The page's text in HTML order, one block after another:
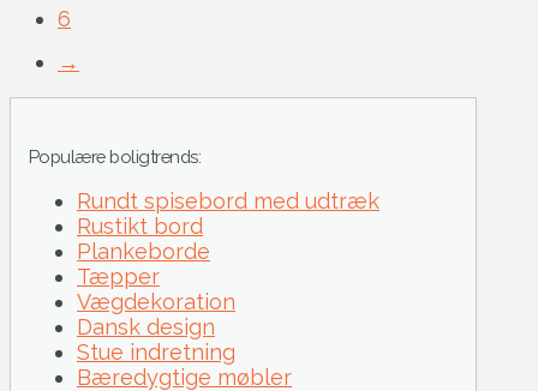
6
→
Populære boligtrends:
Rundt spisebord med udtræk
Rustikt bord
Plankeborde
Tæpper
Vægdekoration
Dansk design
Stue indretning
Bæredygtige møbler